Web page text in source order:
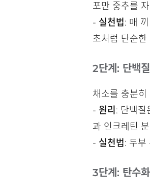
포만 중추를
- 실천법: 매
초처럼 단순
2단계: 단백
채소를 충분
- 원리 : 단백질
과 인크레틴
- 실천법: 두부
3단계: 탄수